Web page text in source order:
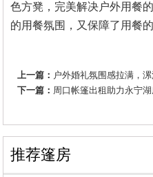
色方凳，完美解决户外用餐
的用餐氛围，又保障了用餐
上一篇： 户外婚礼氛围感拉满，
下一篇： 周口帐篷出租助力永宁
推荐篷房